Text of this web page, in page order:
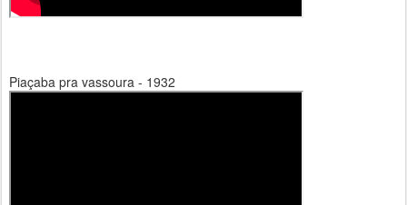
Piaçaba pra vassoura - 1932